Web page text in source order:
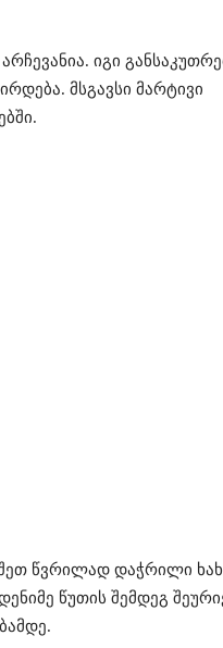
იგი
მსგავსი მარტივი
წვრილად დაჭრილი
წუთის შემდეგ